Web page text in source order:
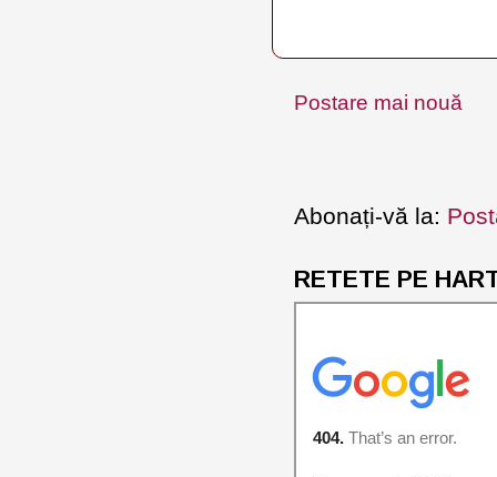
Postare mai nouă
Abonați-vă la:
RETETE PE